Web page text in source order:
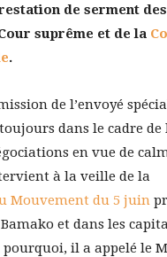
de serment des
suprême et de la
.
de l’envoyé
dans le cadre de
en vue de
à la veille de la
Mouvement du 5 juin
et dans les
pourquoi, il a appelé le